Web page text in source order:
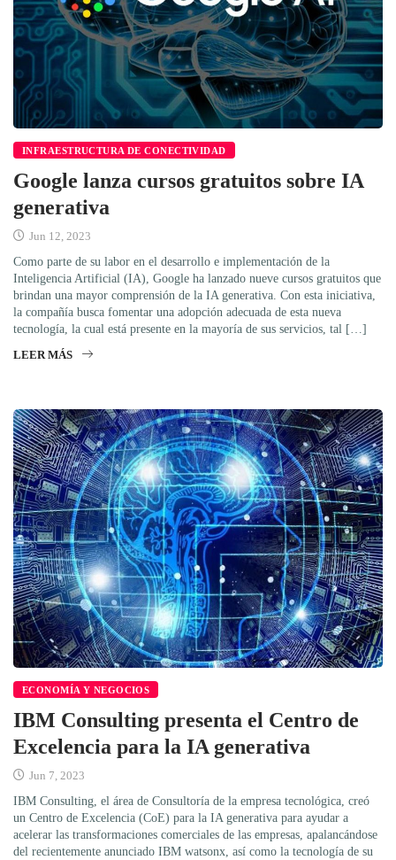
INFRAESTRUCTURA DE CONECTIVIDAD
Google lanza cursos gratuitos sobre IA
generativa
Jun 12, 2023
Como parte de su labor en el desarrollo e implementación de la
Inteligencia Artificial (IA), Google ha lanzado nueve cursos gratuitos que
brindan una mayor comprensión de la IA generativa. Con esta iniciativa,
la compañía busca fomentar una adopción adecuada de esta nueva
tecnología, la cual está presente en la mayoría de sus servicios, tal […]
LEER MÁS
ECONOMÍA Y NEGOCIOS
IBM Consulting presenta el Centro de
Excelencia para la IA generativa
Jun 7, 2023
IBM Consulting, el área de Consultoría de la empresa tecnológica, creó
un Centro de Excelencia (CoE) para la IA generativa para ayudar a
acelerar las transformaciones comerciales de las empresas, apalancándose
del recientemente anunciado IBM watsonx, así como la tecnología de su